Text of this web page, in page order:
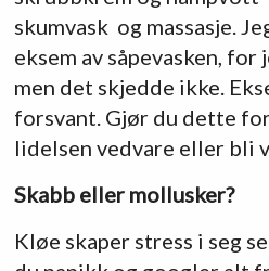
skumvask og massasje.
eksem av såpevasken, for
men det skjedde ikke.
forsvant. Gjør du dette
lidelsen vedvare eller bli
Skabb eller mollusker?
Kløe skaper stress i seg